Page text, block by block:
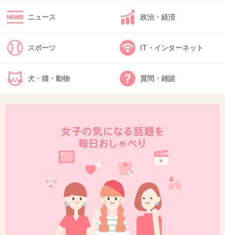
+3
45. 匿名
そう簡単にどうにかできる問題と思えないけど、
親にしてみれば藁をもつかむ感じか
へー。資格要らない訪問カウンセラーか。
給料いくら？
ニュース 政治・経済
スポーツ IT・インターネット
犬・猫・動物 質問・雑談